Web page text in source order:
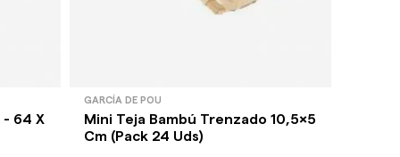
- 64 X
GARCÍA DE POU
Mini Teja Bambú Trenzado 10,5x5
Cm (Pack 24 Uds)